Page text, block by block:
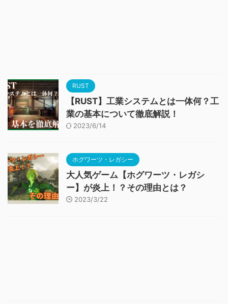
RUST
【RUST】工業システムとは一体何？工
業の基本について徹底解説！
2023/6/14
ホグワーツ・レガシー
大人気ゲーム【ホグワーツ・レガシ
ー】が炎上！？その理由とは？
2023/3/22